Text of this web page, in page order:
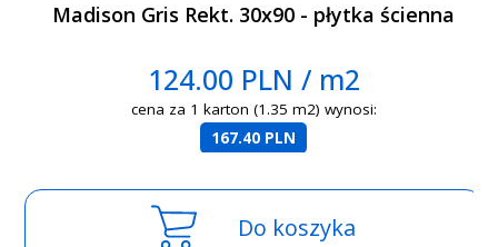
Madison Gris Rekt. 30x90 - płytka ścienna
124.00 PLN / m2
cena za 1 karton (1.35 m2) wynosi:
167.40 PLN
Do koszyka